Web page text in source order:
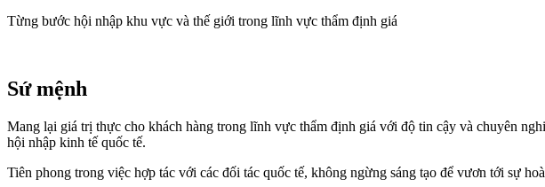
Từng bước hội nhập khu vực và thế giới trong lĩnh vực thẩm định giá
Sứ mệnh
Mang lại giá trị thực cho khách hàng trong lĩnh vực thẩm định giá với độ tin cậy và chuyên
hội nhập kinh tế quốc tế.
Tiên phong trong việc hợp tác với các đối tác quốc tế, không ngừng sáng tạo để vươn tới sự